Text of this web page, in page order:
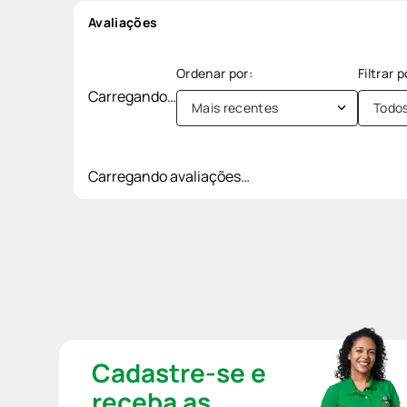
Avaliações
Carregando…
Mais recentes
Carregando avaliações…
Cadastre-se e